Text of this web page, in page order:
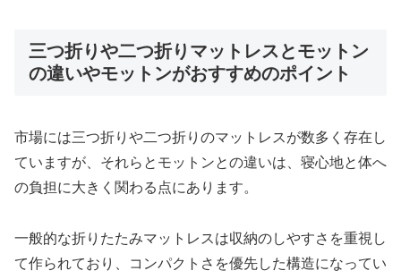
三つ折りや二つ折りマットレスとモットン
の違いやモットンがおすすめのポイント
市場には三つ折りや二つ折りのマットレスが数多く存在し
ていますが、それらとモットンとの違いは、寝心地と体へ
の負担に大きく関わる点にあります。
一般的な折りたたみマットレスは収納のしやすさを重視し
て作られており、コンパクトさを優先した構造になってい